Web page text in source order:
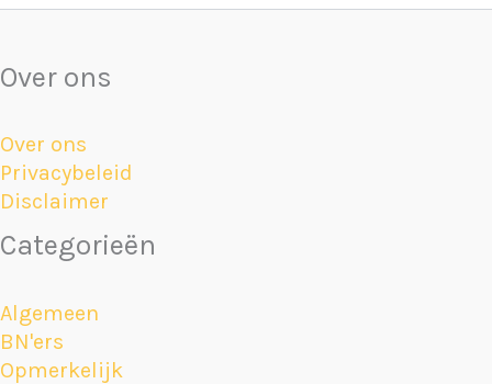
Over ons
Over ons
Privacybeleid
Disclaimer
Categorieën
Algemeen
BN'ers
Opmerkelijk